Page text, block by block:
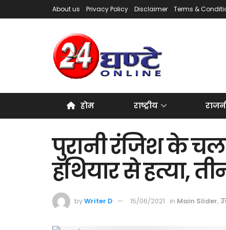
About us Privacy Policy Disclaimer Terms &
होम राष्ट्रीय
पुरानी रंजिश के चलते
हथियार से हत्या,
byWriter D 15/06/2021 in Main Slider,